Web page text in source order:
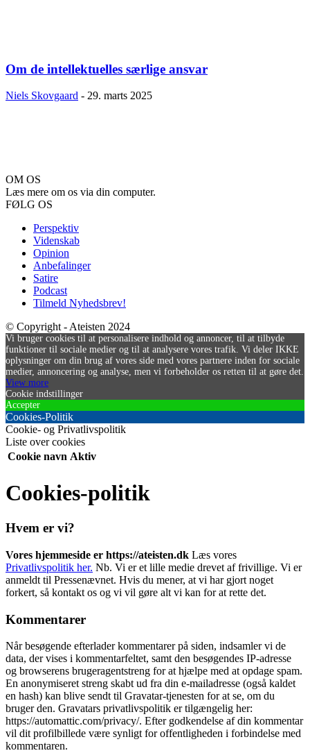
Om de intellektuelles særlige ansvar
Niels Skovgaard - 29. marts 2025
OM OS
Læs mere om os via din computer.
FØLG OS
Perspektiv
Videnskab
Opinion
Anbefalinger
Satire
Podcast
Tilmeld Nyhedsbrev!
© Copyright - Ateisten 2024
Vi bruger cookies til at personalisere indhold og annoncer, til at tilbyde
funktioner til sociale medier og til at analysere vores trafik. Vi deler IKKE
oplysninger om din brug af vores side med vores partnere inden for sociale
medier, annoncering og analyse, men vi forbeholder os retten til at gøre det.
View more
Cookie indstillinger
Accepter
Cookies-Politik
Cookie- og Privatlivspolitik
Liste over cookies
Cookie navn Aktiv
Cookies-politik
Hvem er vi?
Vores hjemmeside er https://ateisten.dk Læs vores
Privatlivspolitik her. Nb. Vi er et lille medie drevet af frivillige. Vi er
anmeldt til Pressenævnet. Hvis du mener, at vi har gjort noget
forkert, så kontakt os og vi vil gøre alt vi kan for at rette det.
Kommentarer
Når besøgende efterlader kommentarer på siden, indsamler vi de
data, der vises i kommentarfeltet, samt den besøgendes IP-adresse
og browserens brugeragentstreng for at hjælpe med at opdage spam.
En anonymiseret streng skabt ud fra din e-mailadresse (også kaldet
en hash) kan blive sendt til Gravatar-tjenesten for at se, om du
bruger den. Gravatars privatlivspolitik er tilgængelig her:
https://automattic.com/privacy/. Efter godkendelse af din kommentar
vil dit profilbillede være synligt for offentligheden i forbindelse med
kommentaren.